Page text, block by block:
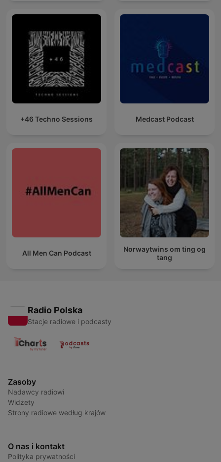
+46 Techno Sessions Medcast Podcast
All Men Can Podcast
Norwaytwins om ting og
tang
Radio Polska
Stacje radiowe i podcasty
Zasoby
Nadawcy radiowi
Widżety
Strony radiowe według krajów
O nas i kontakt
Polityka prywatności